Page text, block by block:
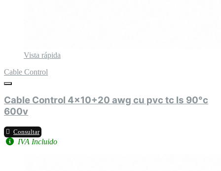
Vista rápida
Cable Control
Cable Control 4x10+20 awg cu pvc tc ls 90°c
600v
Consultar
IVA Incluido